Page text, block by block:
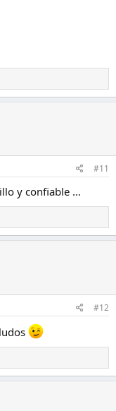
#11
y confiable ...
#12